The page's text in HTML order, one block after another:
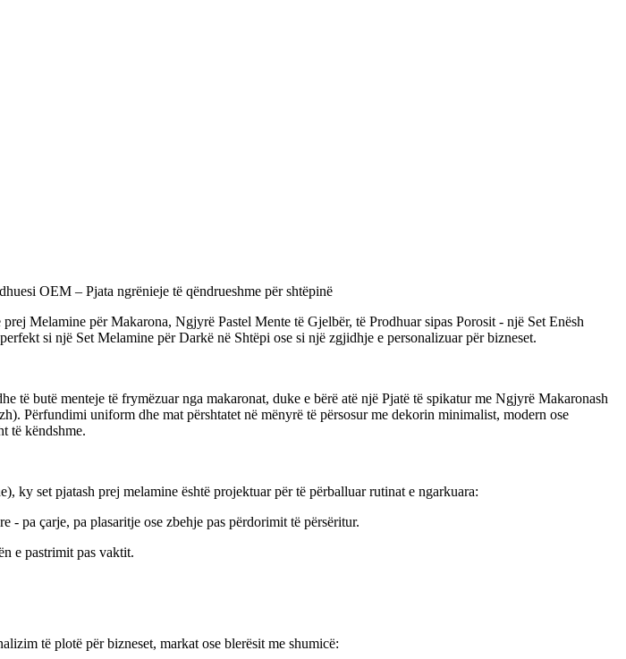
OEM – Pjata ngrënieje të qëndrueshme për shtëpinë
Melamine për Makarona, Ngjyrë Pastel Mente të Gjelbër, të Prodhuar sipas Porosit - një Set Enësh
si një Set Melamine për Darkë në Shtëpi ose si një zgjidhje e personalizuar për bizneset.
të butë menteje të frymëzuar nga makaronat, duke e bërë atë një Pjatë të spikatur me Ngjyrë Makaronash
Përfundimi uniform dhe mat përshtatet në mënyrë të përsosur me dekorin minimalist, modern ose
të këndshme.
ky set pjatash prej melamine është projektuar për të përballuar rutinat e ngarkuara:
- pa çarje, pa plasaritje ose zbehje pas përdorimit të përsëritur.
e pastrimit pas vaktit.
të plotë për bizneset, markat ose blerësit me shumicë: